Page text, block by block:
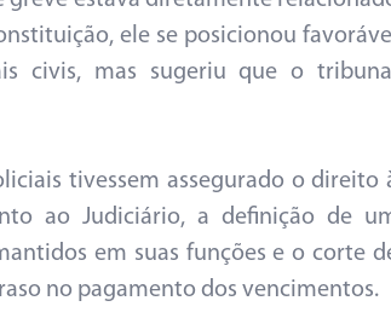
ele se posicionou
civis, mas sugeriu que o
tivessem assegurado o direito
ao Judiciário, a definição de
em suas funções e o corte
no pagamento dos vencimentos.